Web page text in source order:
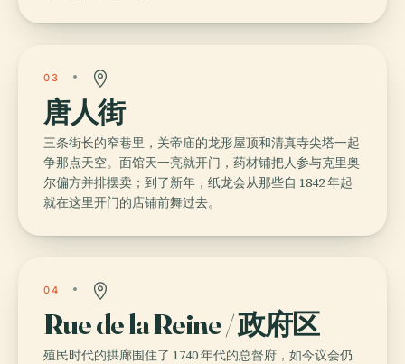
03
唐人街
三条街长的窄巷里，关帝庙的龙形屋顶和清真寺尖塔一起
争那点天空。面馆天一亮就开门，药材铺把人参与克里奥
尔偏方并排摆卖；到了新年，纸龙会从那些自 1842 年起
就在这里开门的店铺前舞过去。
04
Rue de la Reine / 政府区
殖民时代的拱廊围住了 1740 年代的总督府，如今议会仍